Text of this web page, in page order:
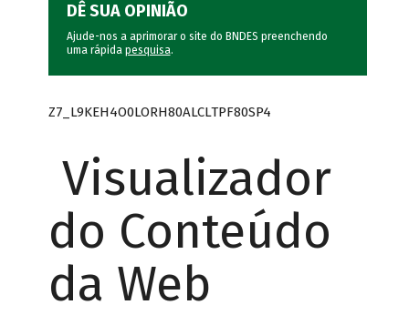
DÊ SUA OPINIÃO
Ajude-nos a aprimorar o site do BNDES preenchendo
uma rápida pesquisa.
Z7_L9KEH4O0LORH80ALCLTPF80SP4
Visualizador
do Conteúdo
da Web